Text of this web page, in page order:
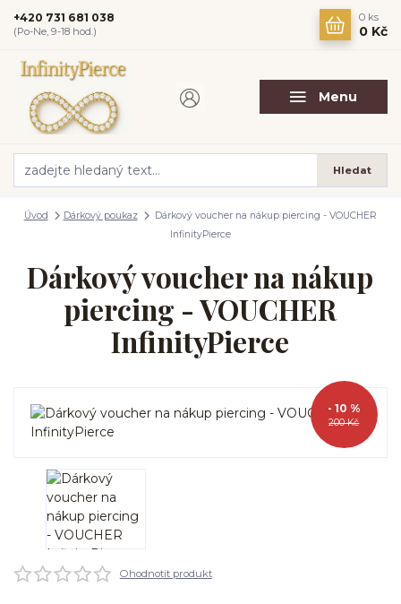
Menu
Hledat
+420 731 681 038
(Po-Ne, 9-18 hod.)
0 ks
0 Kč
Úvod Dárkový poukaz
Dárkový voucher na nákup piercing - VOUCHER
InfinityPierce
Dárkový voucher na nákup
piercing - VOUCHER
InfinityPierce
200 Kč
- 10 %
Ohodnotit produkt